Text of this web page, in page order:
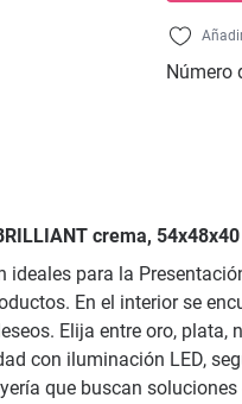
Número
crema,
para la
En el interior se
Elija entre oro,
con iluminación LED,
que buscan